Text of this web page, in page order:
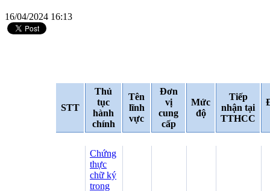
16/04/2024 16:13
STT
Thủ
tục
hành
chính
Tên
lĩnh
vực
Đơn
vị
cung
cấp
Mức
độ
Tiếp
nhận tại
TTHCC
Chứng
thực
chữ ký
trong